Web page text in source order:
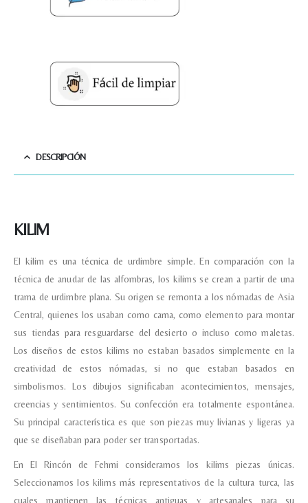
DESCRIPCIÓN
KILIM
El kilim es una técnica de urdimbre simple. En comparación con la
técnica de anudar de las alfombras, los kilims se crean a partir de una
trama de urdimbre plana. Su origen se remonta a los nómadas de Asia
Central, quienes los usaban como cama, como elemento para montar
sus tiendas para resguardarse del desierto o incluso como maletas.
Los diseños de estos kilims no estaban basados simplemente en la
creatividad de estos nómadas, si no que estaban basados en
simbolismos. Los dibujos significaban acontecimientos, mensajes,
creencias y sentimientos. Su confección era totalmente espontánea.
Su principal característica es que son piezas muy livianas y ligeras ya
que se diseñaban para poder ser transportadas.
En El Rincón de Fehmi consideramos los kilims piezas únicas.
Seleccionamos los kilims más representativos de la cultura turca, las
cuales mantienen las técnicas antiguas y artesanales para su